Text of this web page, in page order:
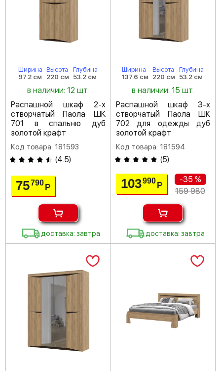
Ширина
97.2 см
Высота
220 см
Глубина
53.2 см
в наличии: 12 шт.
Распашной шкаф 2-х
створчатый Паола ШК
701 в спальню дуб
золотой крафт
Код товара: 181593
(4.5)
75790Р
доставка: завтра
Ширина
137.6 см
Высота
220 см
Глубина
53.2 см
в наличии: 15 шт.
Распашной шкаф 3-х
створчатый Паола ШК
702 для одежды дуб
золотой крафт
Код товара: 181594
(5)
103990 Р
-35 %
159 980
доставка: завтра